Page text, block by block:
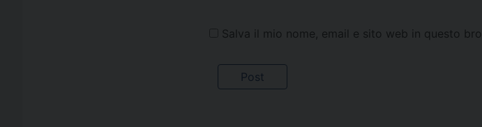
Salva il mio nome, email e sito web in questo